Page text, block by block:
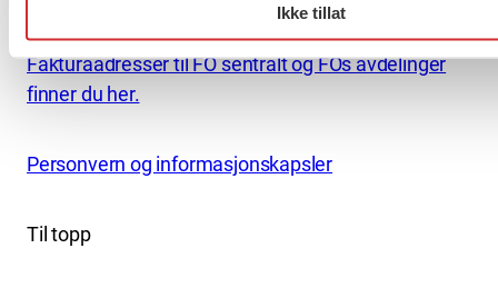
Ikke tillat
Ansvarlig redaktør: Marianne Solberg
Fakturaadresser til FO sentralt og FOs avdelinger
finner du her.
Personvern og informasjonskapsler
Til topp